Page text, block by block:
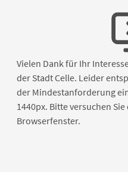
Vielen Dank für Ihr
der Stadt Celle. Leider
der Mindestanforderung
1440px. Bitte versuchen
Browserfenster.